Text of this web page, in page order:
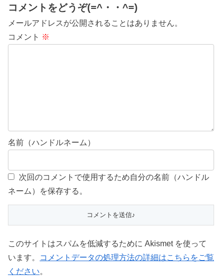
コメントをどうぞ(=^・・^=)
メールアドレスが公開されることはありません。
コメント ※
名前（ハンドルネーム）
次回のコメントで使用するため自分の名前（ハンドル
ネーム）を保存する。
このサイトはスパムを低減するために Akismet を使って
います。
コメントデータの処理方法の詳細はこちらをご覧
ください。